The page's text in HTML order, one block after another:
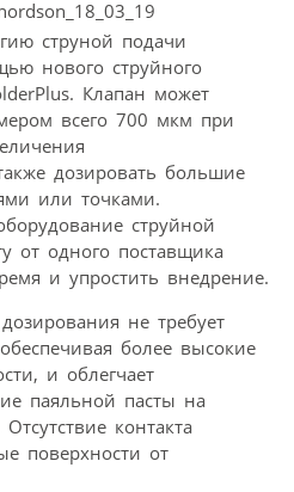
струной подачи
нового струйного
Клапан может
всего 700 мкм при
дозировать большие
или точками.
струйной
от одного поставщика
и упростить внедрение.
не требует
более высокие
и облегчает
паяльной пасты на
контакта
поверхности от